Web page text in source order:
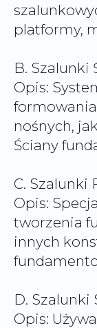
platformy,
B. Szalunki
Opis:
nośnych,
Ściany
C. Szalunki
Opis:
tworzenia
innych
D. Szalunki
Opis: